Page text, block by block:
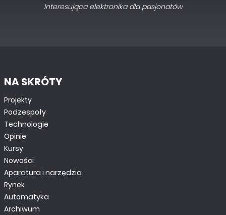
Interesująca elektronika dla pasjonatów
NA SKRÓTY
Projekty
Podzespoły
Technologie
Opinie
Kursy
Nowości
Aparatura i narzędzia
Rynek
Automatyka
Archiwum